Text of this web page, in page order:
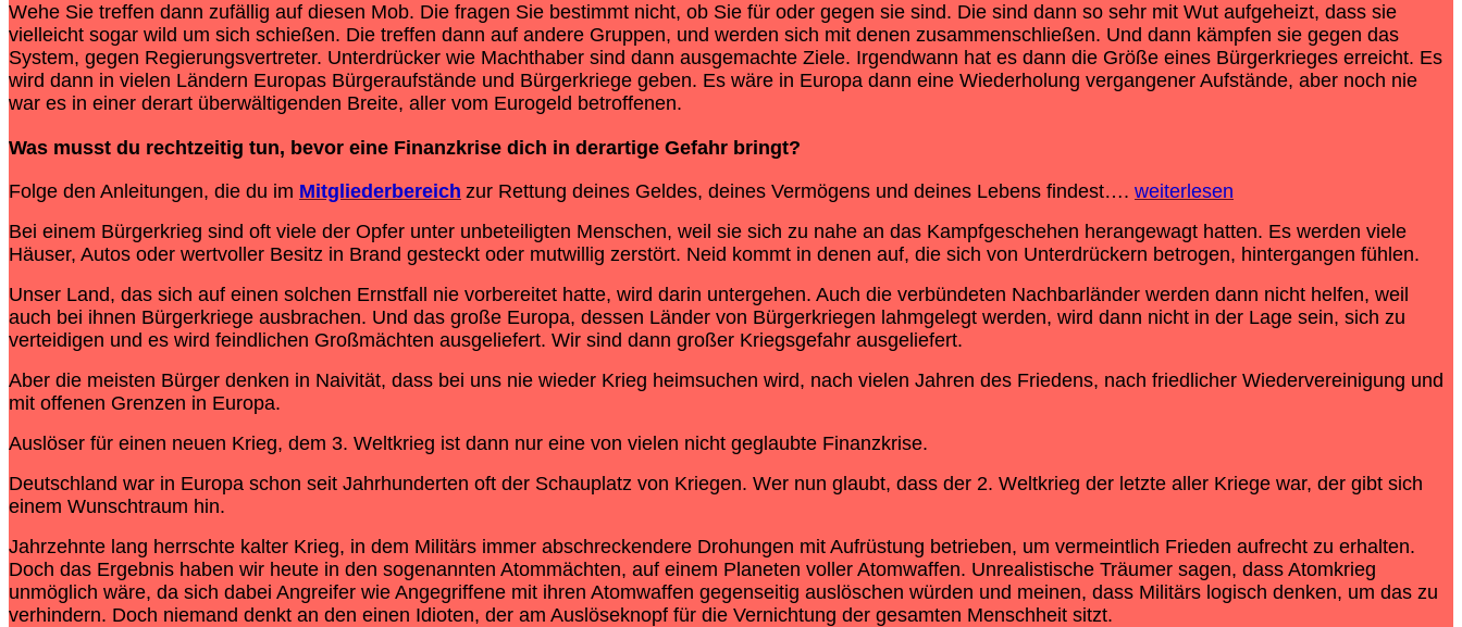
Wehe Sie treffen dann zufällig auf diesen Mob. Die fragen Sie bestimmt nicht, ob Sie für oder gegen sie sind. Die sind dann so sehr mit Wut aufgeheizt, dass sie
vielleicht sogar wild um sich schießen. Die treffen dann auf andere Gruppen, und werden sich mit denen zusammenschließen. Und dann kämpfen sie gegen das
System, gegen Regierungsvertreter. Unterdrücker wie Machthaber sind dann ausgemachte Ziele. Irgendwann hat es dann die Größe eines Bürgerkrieges erreicht. Es
wird dann in vielen Ländern Europas Bürgeraufstände und Bürgerkriege geben. Es wäre in Europa dann eine Wiederholung vergangener Aufstände, aber noch nie
war es in einer derart überwältigenden Breite, aller vom Eurogeld betroffenen.
Was musst du rechtzeitig tun, bevor eine Finanzkrise dich in derartige Gefahr bringt?
Folge den Anleitungen, die du im Mitgliederbereich zur Rettung deines Geldes, deines Vermögens und deines Lebens findest…. weiterlesen
Bei einem Bürgerkrieg sind oft viele der Opfer unter unbeteiligten Menschen, weil sie sich zu nahe an das Kampfgeschehen herangewagt hatten. Es werden viele
Häuser, Autos oder wertvoller Besitz in Brand gesteckt oder mutwillig zerstört. Neid kommt in denen auf, die sich von Unterdrückern betrogen, hintergangen fühlen.
Unser Land, das sich auf einen solchen Ernstfall nie vorbereitet hatte, wird darin untergehen. Auch die verbündeten Nachbarländer werden dann nicht helfen, weil
auch bei ihnen Bürgerkriege ausbrachen. Und das große Europa, dessen Länder von Bürgerkriegen lahmgelegt werden, wird dann nicht in der Lage sein, sich zu
verteidigen und es wird feindlichen Großmächten ausgeliefert. Wir sind dann großer Kriegsgefahr ausgeliefert.
Aber die meisten Bürger denken in Naivität, dass bei uns nie wieder Krieg heimsuchen wird, nach vielen Jahren des Friedens, nach friedlicher Wiedervereinigung und
mit offenen Grenzen in Europa.
Auslöser für einen neuen Krieg, dem 3. Weltkrieg ist dann nur eine von vielen nicht geglaubte Finanzkrise.
Deutschland war in Europa schon seit Jahrhunderten oft der Schauplatz von Kriegen. Wer nun glaubt, dass der 2. Weltkrieg der letzte aller Kriege war, der gibt sich
einem Wunschtraum hin.
Jahrzehnte lang herrschte kalter Krieg, in dem Militärs immer abschreckendere Drohungen mit Aufrüstung betrieben, um vermeintlich Frieden aufrecht zu erhalten.
Doch das Ergebnis haben wir heute in den sogenannten Atommächten, auf einem Planeten voller Atomwaffen. Unrealistische Träumer sagen, dass Atomkrieg
unmöglich wäre, da sich dabei Angreifer wie Angegriffene mit ihren Atomwaffen gegenseitig auslöschen würden und meinen, dass Militärs logisch denken, um das zu
verhindern. Doch niemand denkt an den einen Idioten, der am Auslöseknopf für die Vernichtung der gesamten Menschheit sitzt.